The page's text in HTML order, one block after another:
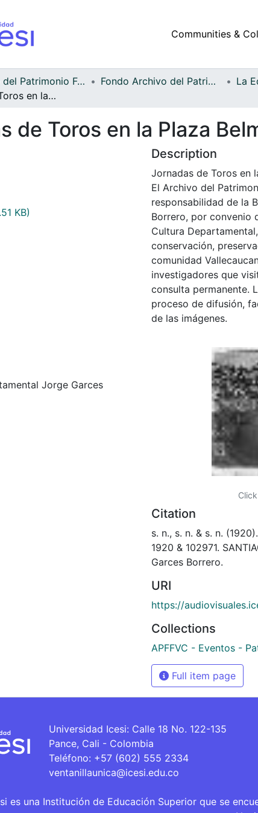
Communities &
Archivo del Patrimonio Fotográfico y Fílmico del Valle del Cauca Fondo Archivo del Patrimonio Fotográfico y Fílmico del Valle del Cauca
Jornadas de Toros en la Plaza Belmonte, Cali, 1920
de Toros en la Plaza
KB)
Jorge Garces
Description
Jornadas de Toros en
El Archivo del
responsabilidad de la
Borrero, por convenio
Cultura
conservación,
comunidad
investigadores que
consulta permanente.
proceso de difusión,
de las imágenes.
Citation
s. n., s. n. & s. n.
1920 & 102971.
Garces Borrero.
URI
https://
Collections
APFFVC - Eventos -
Full item page
Universidad Icesi: Calle 18 No. 122-135
Pance, Cali - Colombia
Teléfono: +57 (602) 555 2334
ventanillaunica@icesi.edu.co
es una Institución de Educación Superior que se